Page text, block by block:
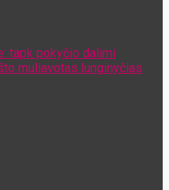
tapk pokyčio dalimi
muliavotas lunginyčias